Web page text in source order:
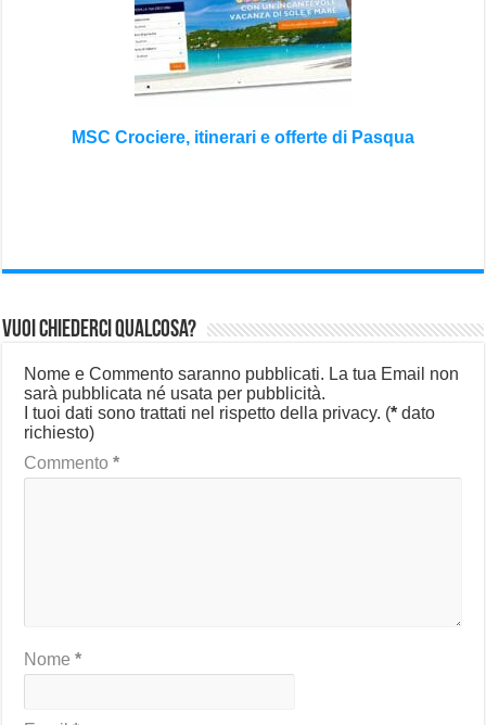
MSC Crociere, itinerari e offerte di Pasqua
Vuoi chiederci qualcosa?
Nome e Commento saranno pubblicati. La tua Email non
sarà pubblicata né usata per pubblicità.
I tuoi dati sono trattati nel rispetto della privacy. (* dato
richiesto)
Commento*
Nome*